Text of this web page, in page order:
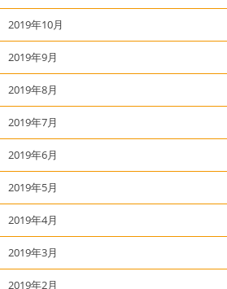
2019年10月
2019年9月
2019年8月
2019年7月
2019年6月
2019年5月
2019年4月
2019年3月
2019年2月